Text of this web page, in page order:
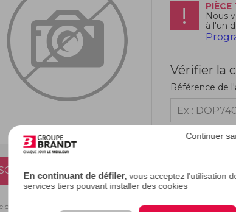
En continuant de défiler, vous acceptez l'utilisation
services tiers pouvant installer des cookies
Continuer
PIÈCE
Nous
à l'un
Vérifier la
Référence de
cadre de votre lave-linge est abîmé ou cassé, il vous est difficile,